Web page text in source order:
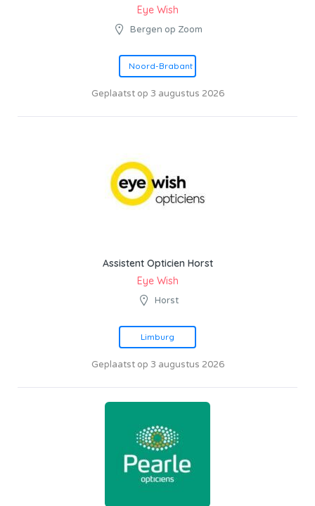
Eye Wish
Bergen op Zoom
Noord-Brabant
Geplaatst op 3 augustus 2026
Assistent Opticien Horst
Eye Wish
Horst
Limburg
Geplaatst op 3 augustus 2026